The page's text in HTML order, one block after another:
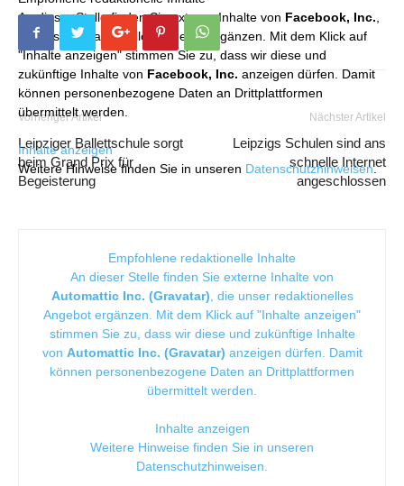
An dieser Stelle finden Sie externe Inhalte von Facebook, Inc.
die unser redaktionelles Angebot ergänzen. Mit dem Klick auf
"Inhalte anzeigen" stimmen Sie zu, dass wir diese und
zukünftige Inhalte von Facebook, Inc. anzeigen dürfen. Damit
können personenbezogene Daten an Drittplattformen
übermittelt werden.
Inhalte anzeigen
Weitere Hinweise finden Sie in unseren Datenschutzhinweisen.
Vorheriger Artikel
Leipziger Ballettschule sorgt
beim Grand Prix für
Begeisterung
Nächster Artikel
Leipzigs Schulen sind ans
schnelle Internet
angeschlossen
Empfohlene redaktionelle Inhalte
An dieser Stelle finden Sie externe Inhalte von
Automattic Inc. (Gravatar) , die unser redaktionelles
Angebot ergänzen. Mit dem Klick auf "Inhalte anzeigen"
stimmen Sie zu, dass wir diese und zukünftige Inhalte
von Automattic Inc. (Gravatar) anzeigen dürfen. Damit
können personenbezogene Daten an Drittplattformen
übermittelt werden.
Inhalte anzeigen
Weitere Hinweise finden Sie in unseren
Datenschutzhinweisen